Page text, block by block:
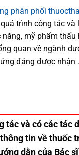
phân phối
trình công tác và
mỹ phẩm thấu
quan về ngành
đáng được nhận .
tác và có các tác
tin về thuốc
dẫn của Bác